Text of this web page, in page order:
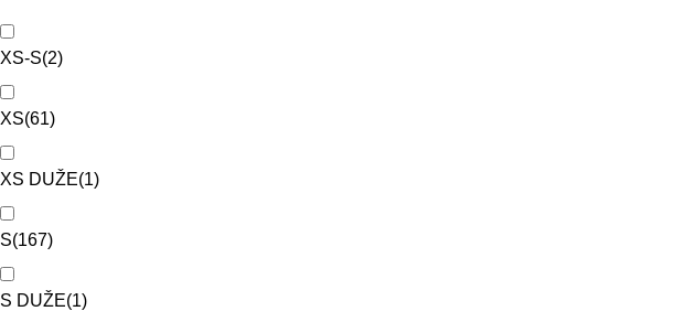
XS-S(2)
XS(61)
XS DUŽE(1)
S(167)
S DUŽE(1)